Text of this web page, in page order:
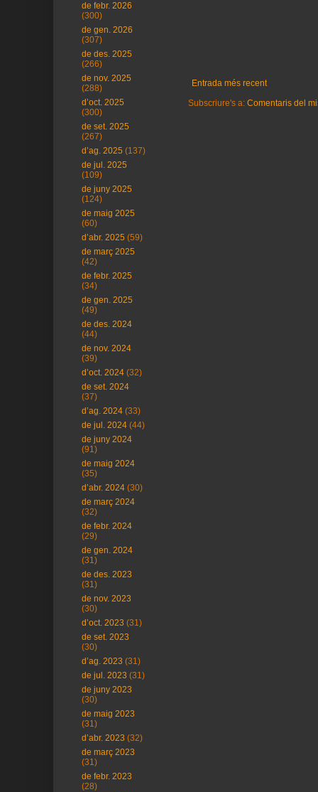
Entrada més recent
Subscriure's a: Comentaris del
de febr. 2026
(300)
de gen. 2026
(307)
de des. 2025
(266)
de nov. 2025
(288)
d’oct. 2025
(300)
de set. 2025
(267)
d’ag. 2025 (137)
de jul. 2025
(109)
de juny 2025
(124)
de maig 2025
(60)
d’abr. 2025 (59)
de març 2025
(42)
de febr. 2025
(34)
de gen. 2025
(49)
de des. 2024
(44)
de nov. 2024
(39)
d’oct. 2024 (32)
de set. 2024
(37)
d’ag. 2024 (33)
de jul. 2024 (44)
de juny 2024
(91)
de maig 2024
(35)
d’abr. 2024 (30)
de març 2024
(32)
de febr. 2024
(29)
de gen. 2024
(31)
de des. 2023
(31)
de nov. 2023
(30)
d’oct. 2023 (31)
de set. 2023
(30)
d’ag. 2023 (31)
de jul. 2023 (31)
de juny 2023
(30)
de maig 2023
(31)
d’abr. 2023 (32)
de març 2023
(31)
de febr. 2023
(28)